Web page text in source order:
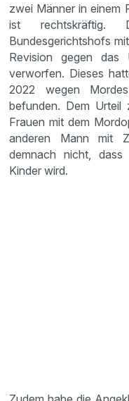
zwei Männer in einem
ist rechtskräftig.
Bundesgerichtshofs
Revision gegen das
verworfen. Dieses
2022 wegen
befunden. Dem Urteil
Frauen mit dem
anderen Mann mit
demnach nicht,
Kinder wird.